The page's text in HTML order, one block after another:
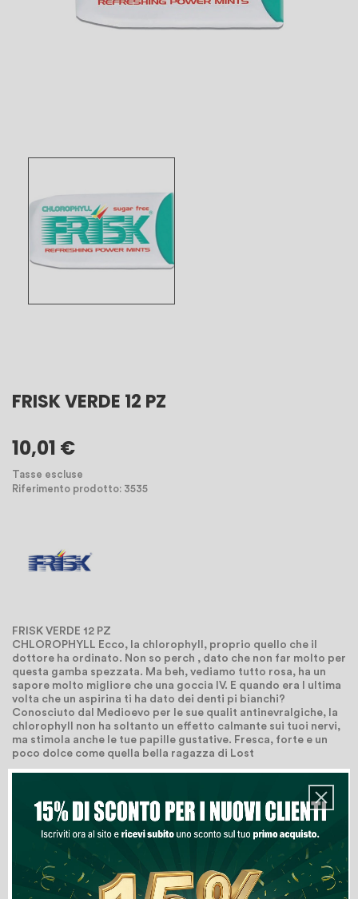
FRISK VERDE 12 PZ
10,01 €
Tasse escluse
Riferimento prodotto: 3535
FRISK VERDE 12 PZ
CHLOROPHYLL Ecco, la chlorophyll, proprio quello che il
dottore ha ordinato. Non so perch , dato che non far molto per
questa gamba spezzata. Ma beh, vediamo tutto rosa, ha un
sapore molto migliore che una goccia IV. E quando era l ultima
volta che un aspirina ti ha dato dei denti pi bianchi?
Conosciuto dal Medioevo per le sue qualit antinevralgiche, la
chlorophyll non ha soltanto un effetto calmante sui tuoi nervi,
ma stimola anche le tue papille gustative. Fresca, forte e un
poco dolce come quella bella ragazza di Lost
Quantità
Aggiungi Al Carrello